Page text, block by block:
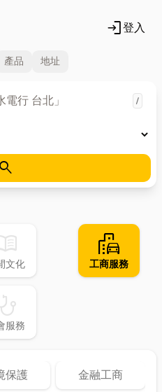
login登入
產品 地址
/
search
文化
emoji_transportation
工商服務
服務
保護 金融工商